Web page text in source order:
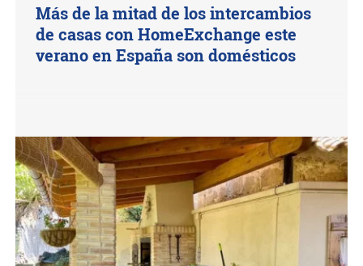
Más de la mitad de los intercambios
de casas con HomeExchange este
verano en España son domésticos